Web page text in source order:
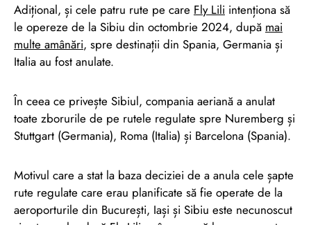
Adițional, și cele patru rute pe care Fly Lili intenționa să
le opereze de la Sibiu din octombrie 2024, după mai
multe amânări, spre destinații din Spania, Germania și
Italia au fost anulate.
În ceea ce privește Sibiul, compania aeriană a anulat
toate zborurile de pe rutele regulate spre Nuremberg și
Stuttgart (Germania), Roma (Italia) și Barcelona (Spania).
Motivul care a stat la baza deciziei de a anula cele șapte
rute regulate care erau planificate să fie operate de la
aeroporturile din București, Iași și Sibiu este necunoscut